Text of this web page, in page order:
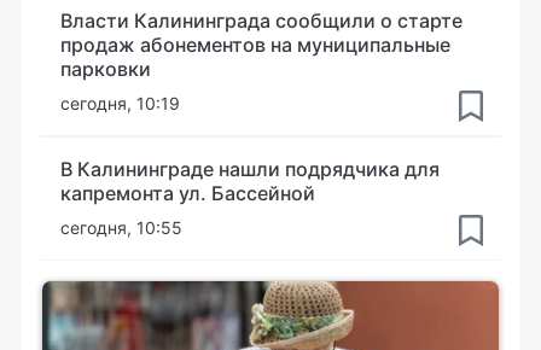
Власти Калининграда сообщили о старте
продаж абонементов на муниципальные
парковки
сегодня, 10:19
В Калининграде нашли подрядчика для
капремонта ул. Бассейной
сегодня, 10:55